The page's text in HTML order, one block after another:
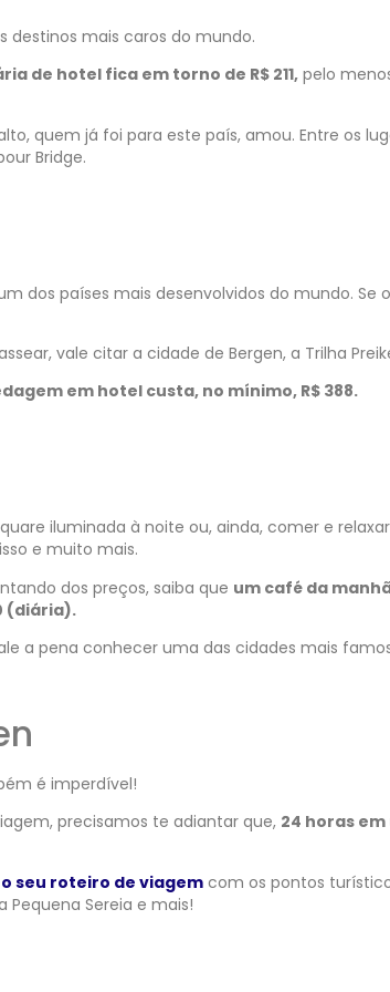
destinos mais caros do mundo.
de hotel fica em torno de R$ 211,pelo
quem já foi para este país, amou. Entre os
Bridge.
dos países mais desenvolvidos do mundo.
vale citar a cidade de Bergen, a Trilha
em hotel custa, no mínimo, R$ 388.
iluminada à noite ou, ainda, comer e
e muito mais.
dos preços, saiba que um café da
(diária).
a pena conhecer uma das cidades mais
é imperdível!
precisamos te adiantar que, 24 horas
seu roteiro de viagemcom os pontos
Pequena Sereia e mais!